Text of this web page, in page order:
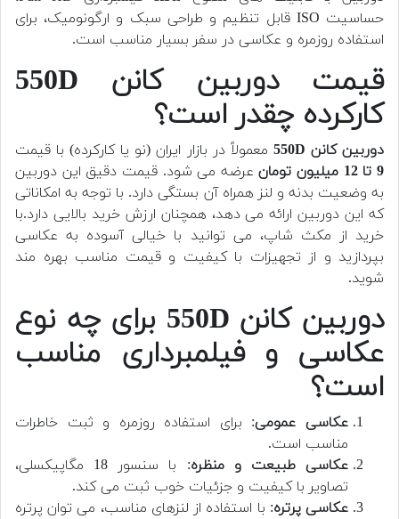
حساسیت ISO قابل تنظیم و طراحی سبک و ارگونومیک، برای
استفاده روزمره و عکاسی در سفر بسیار مناسب است.
قیمت دوربین کانن 550D
کارکرده چقدر است؟
دوربین کانن 550D
معمولاً در بازار ایران (نو یا کارکرده) با قیمت
9 تا 12 میلیون تومان
عرضه می شود. قیمت دقیق این دوربین
به وضعیت بدنه و لنز همراه آن بستگی دارد. با توجه به امکاناتی
که این دوربین ارائه می دهد، همچنان ارزش خرید بالایی دارد.با
خرید از مکث شاپ، می توانید با خیالی آسوده به عکاسی
بپردازید و از تجهیزات با کیفیت و قیمت مناسب بهره مند
شوید.
دوربین کانن 550D برای چه نوع
عکاسی و فیلمبرداری مناسب
است؟
عکاسی عمومی: برای استفاده روزمره و ثبت خاطرات
مناسب است.
عکاسی طبیعت و منظره
: با سنسور 18 مگاپیکسلی،
تصاویر با کیفیت و جزئیات خوب ثبت می کند.
عکاسی پرتره: با استفاده از لنزهای مناسب، می توان پرتره